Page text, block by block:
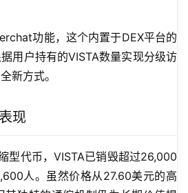
功能，这个内置于DEX平台的
用户持有的VISTA数量实现分级访
新方式。
现
型代币，VISTA已销毁超过26,000
人。虽然价格从27.60美元的高